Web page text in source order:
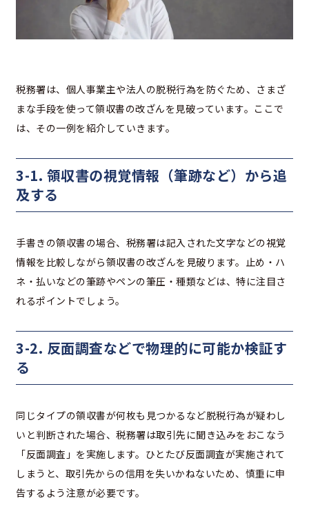
税務署は、個人事業主や法人の脱税行為を防ぐため、さまざ
まな手段を使って領収書の改ざんを見破っています。ここで
は、その一例を紹介していきます。
3-1. 領収書の視覚情報（筆跡など）から追
及する
手書きの領収書の場合、税務署は記入された文字などの視覚
情報を比較しながら領収書の改ざんを見破ります。止め・ハ
ネ・払いなどの筆跡やペンの筆圧・種類などは、特に注目さ
れるポイントでしょう。
3-2. 反面調査などで物理的に可能か検証す
る
同じタイプの領収書が何枚も見つかるなど脱税行為が疑わし
いと判断された場合、税務署は取引先に聞き込みをおこなう
「反面調査」を実施します。ひとたび反面調査が実施されて
しまうと、取引先からの信用を失いかねないため、慎重に申
告するよう注意が必要です。